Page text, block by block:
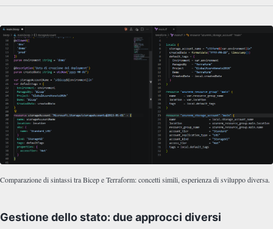
Comparazione di sintassi tra Bicep e Terraform: concetti simili, esperienza di sviluppo diversa.
Gestione dello stato: due approcci diversi